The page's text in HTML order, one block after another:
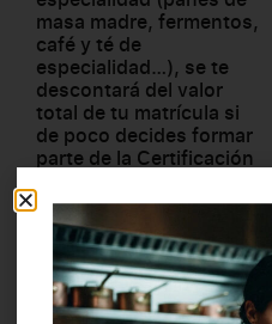
masa madre, fermentos,
café y té de
especialidad…), se te
descontará del valor
total de tu matrícula si
de poco decides formar
parte de la Certificación
gastronómico de triple
impacto.
Esun sistema de